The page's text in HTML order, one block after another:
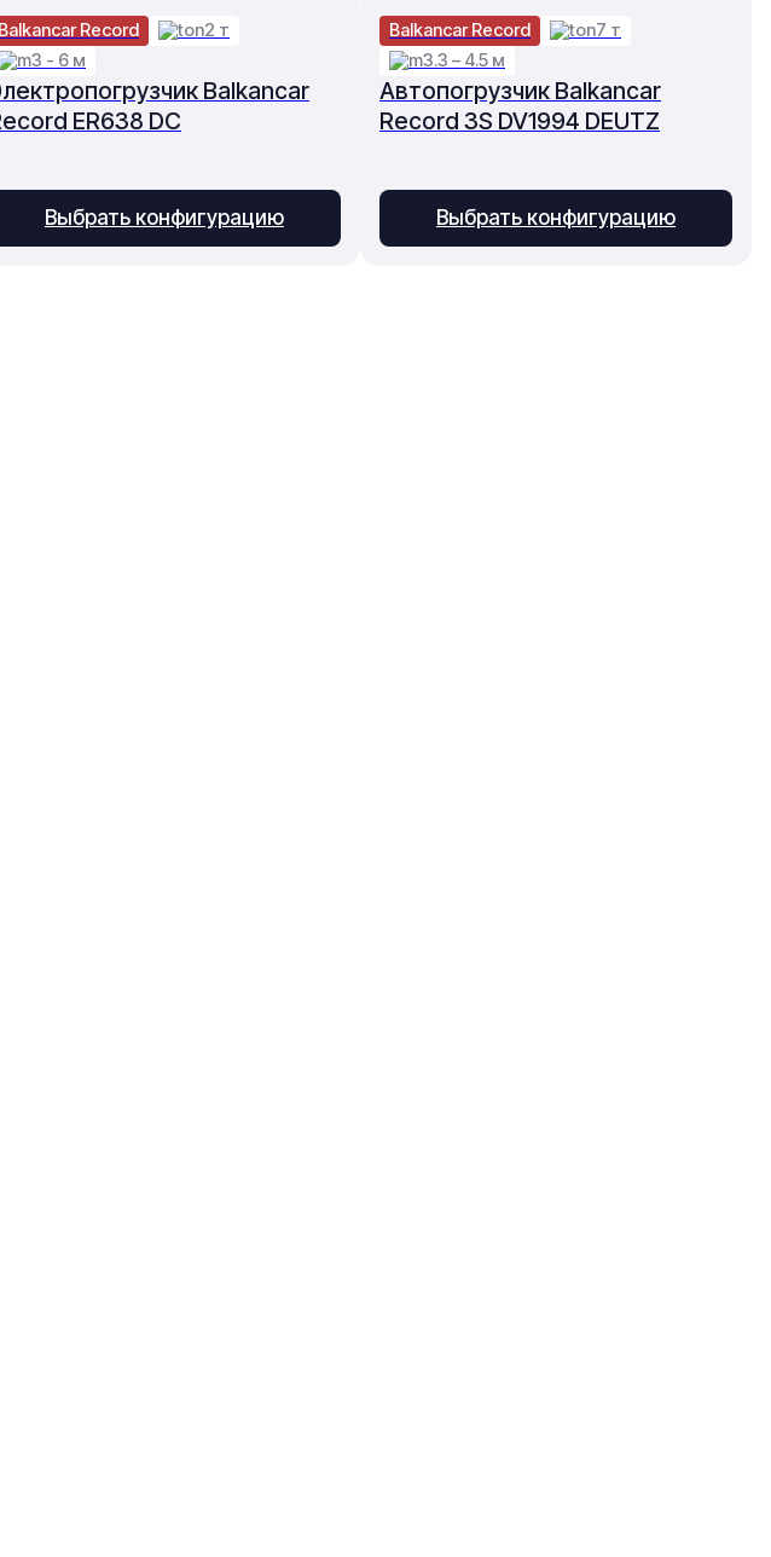
Balkancar
ER638 DC
Balkancar Record
2 т
3 - 6 м
Выбрать конфигурацию
Автопогрузчик Balkancar
Record 3S DV1994 DEUTZ
Balkancar Record
7 т
3.3 – 4.5 м
Выбрать конфигурацию